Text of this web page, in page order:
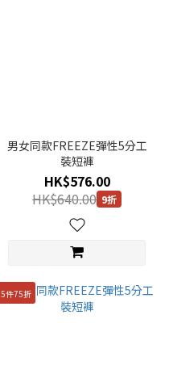
男女同款FREEZE彈性5分工
裝短褲
HK$576.00
HK$640.00 9折
5件75折